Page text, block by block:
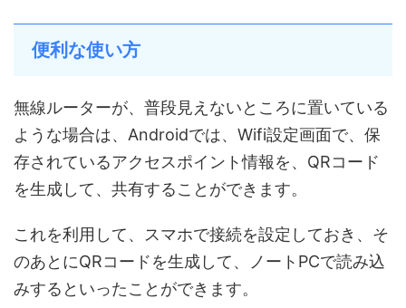
便利な使い方
無線ルーターが、普段見えないところに置いている
ような場合は、Androidでは、Wifi設定画面で、保
存されているアクセスポイント情報を、QRコード
を生成して、共有することができます。
これを利用して、スマホで接続を設定しておき、そ
のあとにQRコードを生成して、ノートPCで読み込
みするといったことができます。